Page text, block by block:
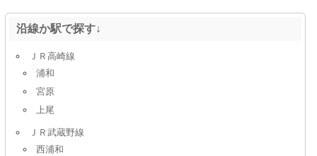
沿線か駅で探す↓
ＪＲ高崎線
浦和
宮原
上尾
ＪＲ武蔵野線
西浦和